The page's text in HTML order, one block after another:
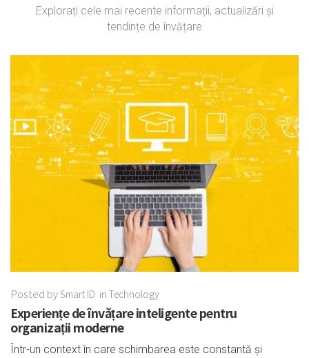
Explorați cele mai recente informații, actualizări și
tendințe de învățare
Posted by Smart ID in Technology
Experiențe de învățare inteligente pentru
organizații moderne
Într-un context în care schimbarea este constantă și